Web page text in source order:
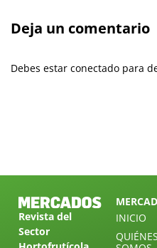
Deja un comentario
Debes estar conectado para
Revista del
Sector
INICIO
QUIÉNES